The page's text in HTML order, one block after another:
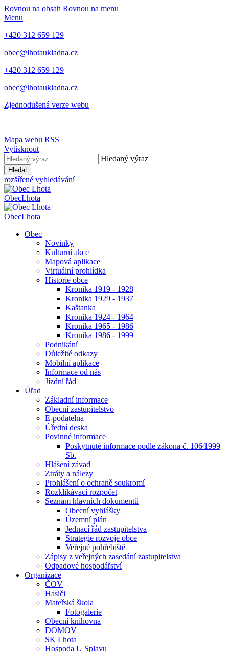
Rovnou na obsah Rovnou na menu
Menu
+420 312 659 129
obec@lhotaukladna.cz
+420 312 659 129
obec@lhotaukladna.cz
Zjednodušená verze webu
Mapa webu RSS
Vytisknout
Hledaný výraz
Hledat
rozšířené vyhledávání
ObecLhota
ObecLhota
Obec
Novinky
Kulturní akce
Mapová aplikace
Virtuální prohlídka
Historie obce
Kronika 1919 - 1928
Kronika 1929 - 1937
Kaštanka
Kronika 1924 - 1964
Kronika 1965 - 1986
Kronika 1986 - 1999
Podnikání
Důležité odkazy
Mobilní aplikace
Informace od nás
Jízdní řád
Úřad
Základní informace
Obecní zastupitelstvo
E-podatelna
Úřední deska
Povinné informace
Poskytnuté informace podle zákona č. 106⁄1999
Sb.
Hlášení závad
Ztráty a nálezy
Prohlášení o ochraně soukromí
Rozklikávací rozpočet
Seznam hlavních dokumentů
Obecní vyhlášky
Územní plán
Jednací řád zastupitelstva
Strategie rozvoje obce
Veřejné pohřebiště
Zápisy z veřejných zasedání zastupitelstva
Odpadové hospodářství
Organizace
ČOV
Hasiči
Mateřská škola
Fotogalerie
Obecní knihovna
DOMOV
SK Lhota
Hospoda U Splavu